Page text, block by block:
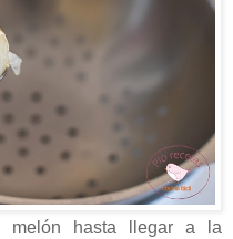
melón hasta llegar a la